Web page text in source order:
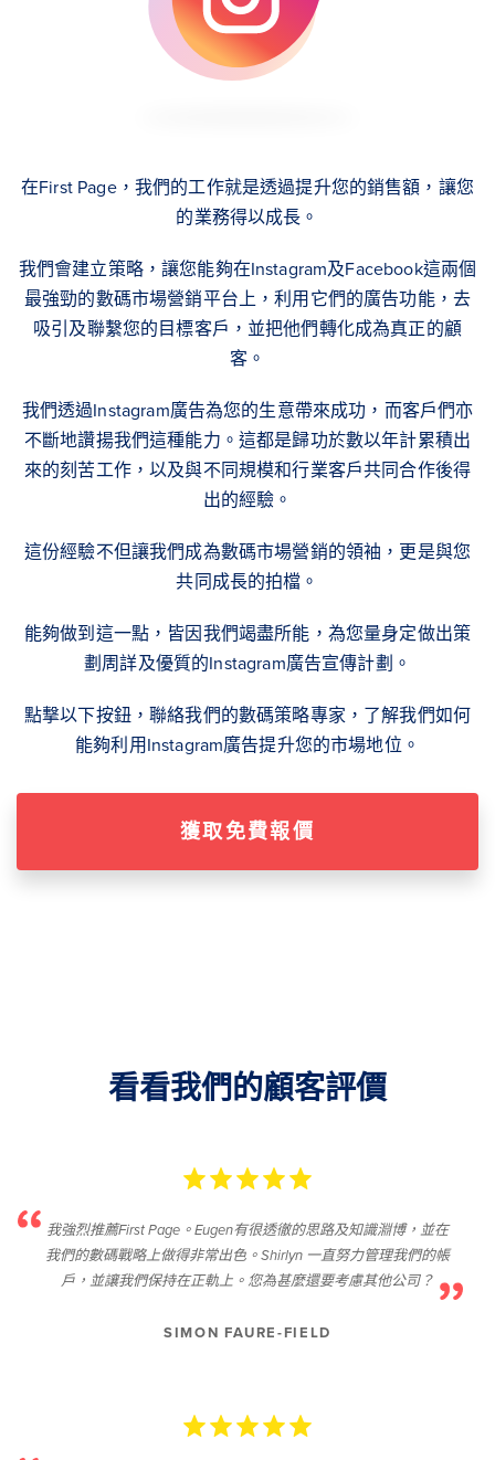
在First Page，我們的工作就是透過提升您的銷售額，讓您
的業務得以成長。
我們會建立策略，讓您能夠在Instagram及Facebook這兩個
最強勁的數碼市場營銷平台上，利用它們的廣告功能，去
吸引及聯繫您的目標客戶，並把他們轉化成為真正的顧
客。
我們透過Instagram廣告為您的生意帶來成功，而客戶們亦
不斷地讚揚我們這種能力。這都是歸功於數以年計累積出
來的刻苦工作，以及與不同規模和行業客戶共同合作後得
出的經驗。
這份經驗不但讓我們成為數碼市場營銷的領袖，更是與您
共同成長的拍檔。
能夠做到這一點，皆因我們竭盡所能，為您量身定做出策
劃周詳及優質的Instagram廣告宣傳計劃。
點撃以下按鈕，聯絡我們的數碼策略專家，了解我們如何
能夠利用Instagram廣告提升您的市場地位。
獲取免費報價
看看我們的顧客評價
我強烈推薦First Page。Eugen有很透徹的思路及知識淵博，並在
我們的數碼戰略上做得非常出色。Shirlyn 一直努力管理我們的帳
戶，並讓我們保持在正軌上。您為甚麼還要考慮其他公司？
SIMON FAURE-FIELD